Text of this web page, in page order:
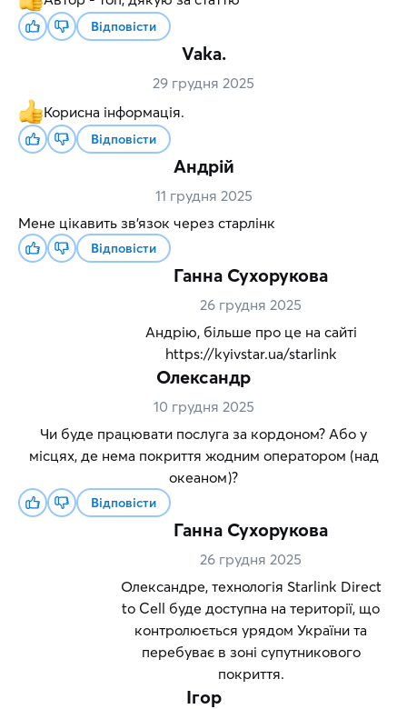
Відповісти
Vaka.
29 грудня 2025
Корисна інформація.
Відповісти
Андрій
11 грудня 2025
Мене цікавить зв'язок через старлінк
Відповісти
Ганна Сухорукова
26 грудня 2025
Андрію, більше про це на сайті
https://kyivstar.ua/starlink
Олександр
10 грудня 2025
Чи буде працювати послуга за кордоном? Або у
місцях, де нема покриття жодним оператором (над
океаном)?
Відповісти
Ганна Сухорукова
26 грудня 2025
Олександре, технологія Starlink Direct
to Cell буде доступна на території, що
контролюється урядом України та
перебуває в зоні супутникового
покриття.
Ігор